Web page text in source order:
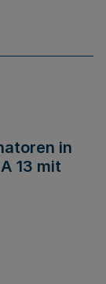
in
13 mit